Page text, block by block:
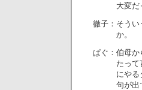
大変だっ
徹子：そうい
か。
ぱぐ：伯母か
たって言う
にやるタイ
句が出て